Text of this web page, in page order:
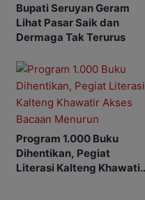
Bupati Seruyan Geram
Lihat Pasar Saik dan
Dermaga Tak Terurus
Program 1.000 Buku
Dihentikan, Pegiat
Literasi Kalteng Khawatir